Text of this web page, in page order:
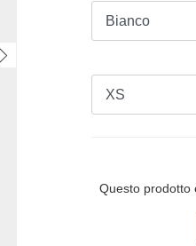
Questo prodotto